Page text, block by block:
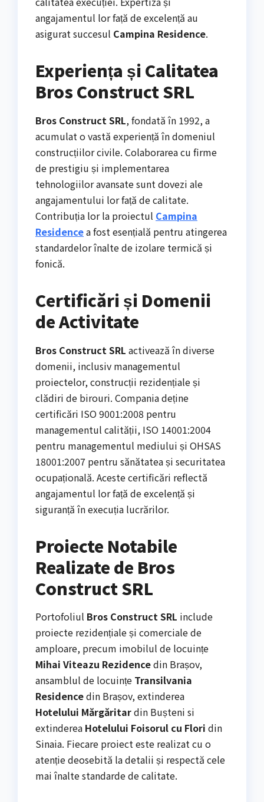
angajamentul lor față de excelență au
asigurat succesul Campina Residence.
Experiența și Calitatea
Bros Construct SRL
Bros Construct SRL, fondată în 1992, a
acumulat o vastă experiență în domeniul
construcțiilor civile. Colaborarea cu firme
de prestigiu și implementarea
tehnologiilor avansate sunt dovezi ale
angajamentului lor față de calitate.
Contribuția lor la proiectul Campina
Residencea fost esențială pentru atingerea
standardelor înalte de izolare termică și
fonică.
Certificări și Domenii
de Activitate
Bros Construct SRL activează în diverse
domenii, inclusiv managementul
proiectelor, construcții rezidențiale și
clădiri de birouri. Compania deține
certificări ISO 9001:2008 pentru
managementul calității, ISO 14001:2004
pentru managementul mediului și OHSAS
18001:2007 pentru sănătatea și securitatea
ocupațională. Aceste certificări reflectă
angajamentul lor față de excelență și
siguranță în execuția lucrărilor.
Proiecte Notabile
Realizate de Bros
Construct SRL
Portofoliul Bros Construct SRL include
proiecte rezidențiale și comerciale de
amploare, precum imobilul de locuințe
Mihai Viteazu Rezidencedin Brașov,
ansamblul de locuințe Transilvania
Residencedin Brașov, extinderea
Hotelului Mărgăritardin Bușteni si
extinderea Hotelului Foisorul cu Flori din
Sinaia. Fiecare proiect este realizat cu o
atenție deosebită la detalii și respectă cele
mai înalte standarde de calitate.